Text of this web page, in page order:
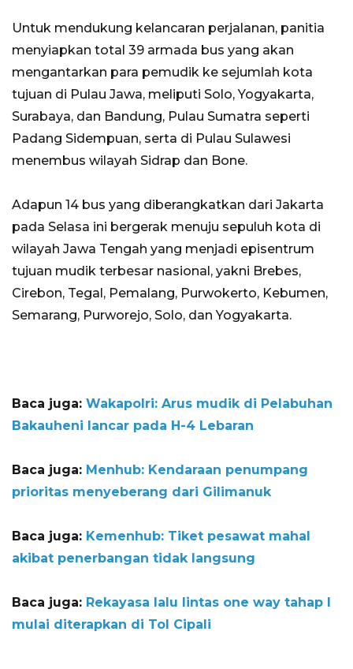
Untuk mendukung kelancaran perjalanan, panitia
menyiapkan total 39 armada bus yang akan
mengantarkan para pemudik ke sejumlah kota
tujuan di Pulau Jawa, meliputi Solo, Yogyakarta,
Surabaya, dan Bandung, Pulau Sumatra seperti
Padang Sidempuan, serta di Pulau Sulawesi
menembus wilayah Sidrap dan Bone.
Adapun 14 bus yang diberangkatkan dari Jakarta
pada Selasa ini bergerak menuju sepuluh kota di
wilayah Jawa Tengah yang menjadi episentrum
tujuan mudik terbesar nasional, yakni Brebes,
Cirebon, Tegal, Pemalang, Purwokerto, Kebumen,
Semarang, Purworejo, Solo, dan Yogyakarta.
Baca juga: Wakapolri: Arus mudik di Pelabuhan
Bakauheni lancar pada H-4 Lebaran
Baca juga: Menhub: Kendaraan penumpang
prioritas menyeberang dari Gilimanuk
Baca juga: Kemenhub: Tiket pesawat mahal
akibat penerbangan tidak langsung
Baca juga: Rekayasa lalu lintas one way tahap I
mulai diterapkan di Tol Cipali